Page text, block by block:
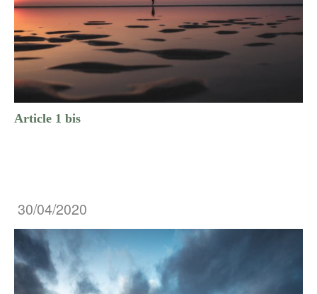
Article 1 bis
30/04/2020